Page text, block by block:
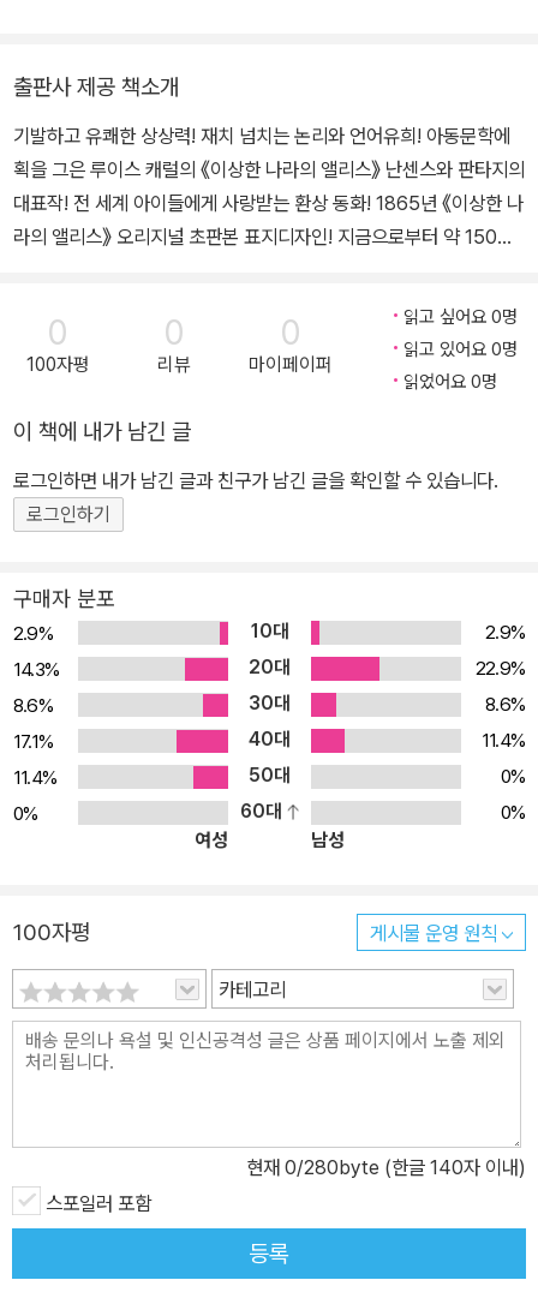
브루노》 등의 동화를 썼고, 《행렬식에 관한 입문서》, 《헝클어진 이야
기》, 《수학적 호기심》 등 수학에 관한 다수의 책과 논문을 집필했다.
1898년 1월 14일, 《기호논리학》을 집필하던 중 건강이 악화되어 세
상을 떠났다. 그의 장례식은 세인트 메리 교회에서 거행되었고, 시신
은 마운트 묘지에 안장되었다.
테니얼은 『앨리스』 이후 어떤 작품의 삽화도 그리지 않았다. 당시 이
미 최고의 삽화가로 인정받았는데도 말이다.
《완벽한 결혼》, 《브로큰 컨트리》, 《남편과 아내》 등 40여 권이 있다.
출판사 제공 책소개
기발하고 유쾌한 상상력! 재치 넘치는 논리와 언어유희! 아동문학에
획을 그은 루이스 캐럴의 《이상한 나라의 앨리스》 난센스와 판타지의
대표작! 전 세계 아이들에게 사랑받는 환상 동화! 1865년 《이상한 나
라의 앨리스》 오리지널 초판본 표지디자인! 지금으로부터 약 150여
다. 구름 한 점 없는 따스한 오후, 물결 위로 비추는 빛의 조각들 사이
로 꿈처럼 몽롱한 시간을 보내던 세 명의 아이들은 그에게 이야기를
해달라고 재촉한다. 아이들의 성화에 못 이겨 시작한 이야기는 점차
기. 두 눈을 감은 채 이상한 나라에 푹 빠진 아이들을 보면서, 수학자
는 몇 해 뒤 그 이야기를 책으로 펴냈다. 이것이 바로 오늘날까지 전
세계 아이들에게 사랑받는 환상 동화 《이상한 나라의 앨리스》다. 원
더랜드를 꿈꾸던 수학자의 이름은 루이스 캐럴이다. 어려서부터 수학
생활하며 풍부한 감수성을 가지게 되었다. 그는 대학의 학장인 헨리
리델의 자녀들에게 이야기를 들려주었는데, 그중 둘째 딸이 바로 캐
럴의 뮤즈가 된 ‘앨리스’다. 캐럴은 앨리스를 실제 주인공으로 하여 두
편의 환상 동화 《이상한 나라의 앨리스》와 《거울나라의 앨리스》를
발표하고, 단숨에 세계적인 작가로 떠올랐다. 도서출판 더스토리에서
발행한 양장 초판본 《이상한 나라의 앨리스》는 단순히 외국어를 옮기
는 번역이 아니라 원문의 의미를 해치지 않으면서도 우리말과 글을
풍부하게 사용하여 원작의 감동을 최대한 느낄 수 있게 했다. 또한 18
0
100자평
0
리뷰
0
마이페이퍼
읽고 싶어요 0명
읽고 있어요 0명
읽었어요 0명
이 책에 내가 남긴 글
로그인하면 내가 남긴 글과 친구가 남긴 글을 확인할 수 있습니다.
로그인하기
구매자 분포
2.9% 10대
2.9%
14.3%
20대
22.9%
8.6%
30대
8.6%
17.1%
40대
11.4%
11.4%
50대
0%
0%
60대
0%
여성
남성
100자평 게시물 운영 원칙
카테고리
현재 0/280byte (한글 140자 이내)
스포일러 포함
등록